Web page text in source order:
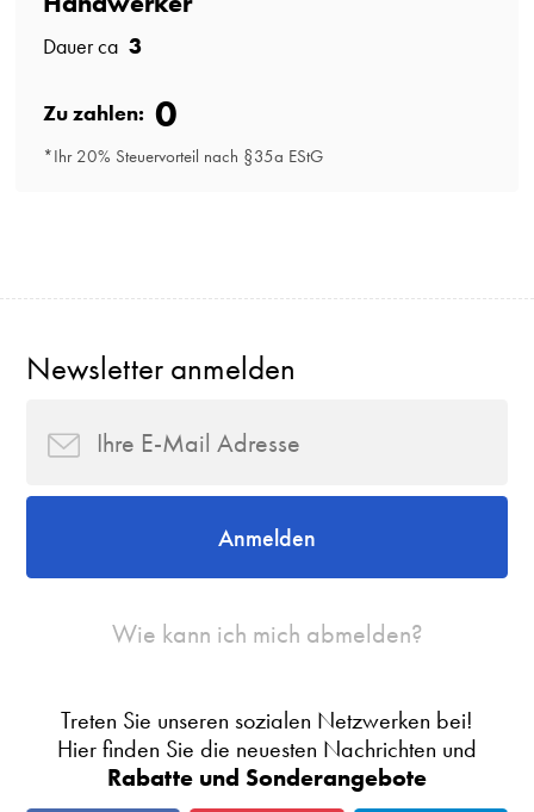
Dauer ca 3
Zu zahlen: 0
*Ihr 20% Steuervorteil nach §35a EStG
Newsletter anmelden
Anmelden
Wie kann ich mich abmelden?
Treten Sie unseren sozialen Netzwerken bei!
Hier finden Sie die neuesten Nachrichten und
Rabatte und Sonderangebote